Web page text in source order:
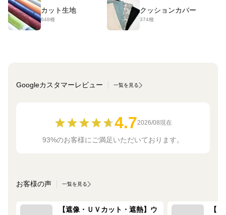
カット生地
648種
クッションカバー
374種
Googleカスタマーレビュー 一覧を見る
4.72026/08現在
93%のお客様にご満足いただいております。
お客様の声 一覧を見る
【遮像・ＵＶカット・遮熱】ウ
【